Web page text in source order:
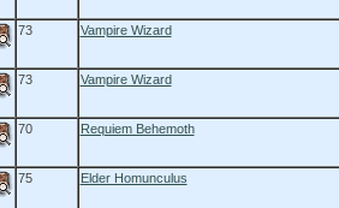
73 Vampire Wizard
73 Vampire Wizard
70 Requiem Behemoth
75 Elder Homunculus